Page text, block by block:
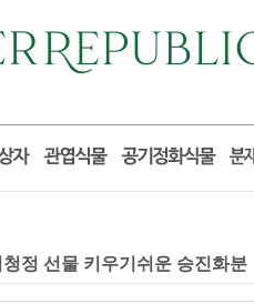
정 선물 키우기쉬운 승진화분